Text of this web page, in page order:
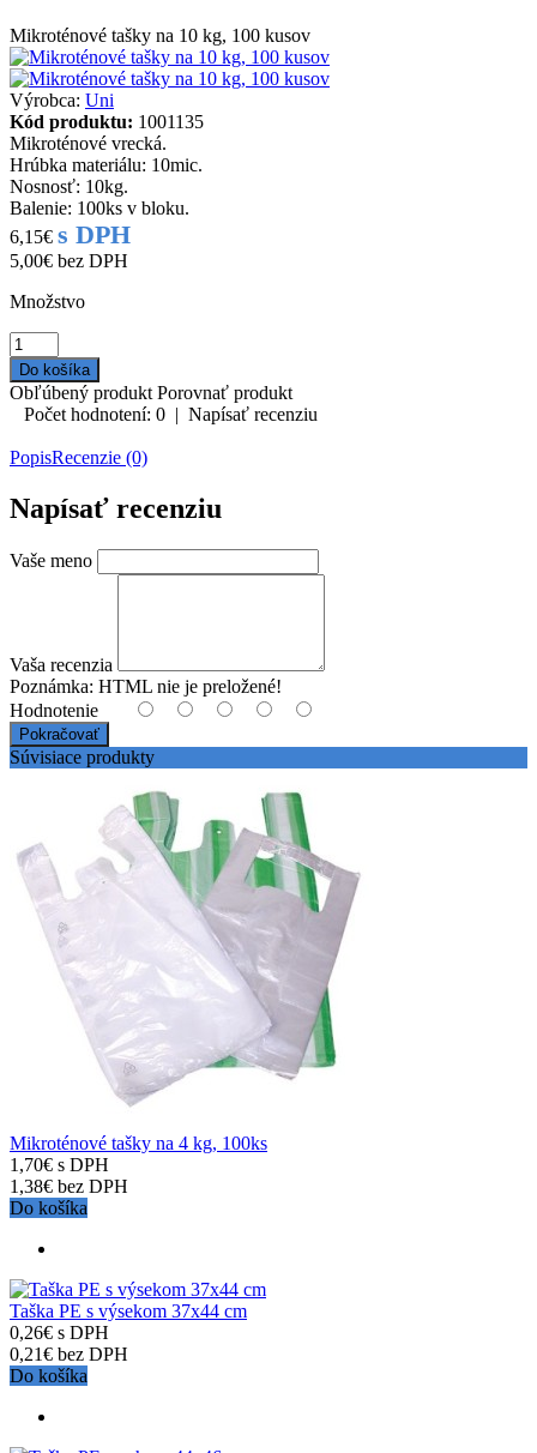
Mikroténové tašky na 10 kg, 100 kusov
Výrobca: Uni
Kód produktu: 1001135
Mikroténové vrecká.
Hrúbka materiálu: 10mic.
Nosnosť: 10kg.
Balenie: 100ks v bloku.
6,15€ s DPH
5,00€ bez DPH
Množstvo
Obľúbený produkt Porovnať produkt
Počet hodnotení: 0 | Napísať recenziu
PopisRecenzie (0)
Napísať recenziu
Vaše meno
Vaša recenzia
Poznámka: HTML nie je preložené!
Hodnotenie
Pokračovať
Súvisiace produkty
Mikroténové tašky na 4 kg, 100ks
1,70€ s DPH
1,38€ bez DPH
Do košíka
Taška PE s výsekom 37x44 cm
0,26€ s DPH
0,21€ bez DPH
Do košíka